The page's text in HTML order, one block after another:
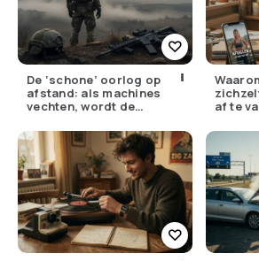
De ‘schone’ oorlog op
afstand: als machines
vechten, wordt de
lager
af te
bellen